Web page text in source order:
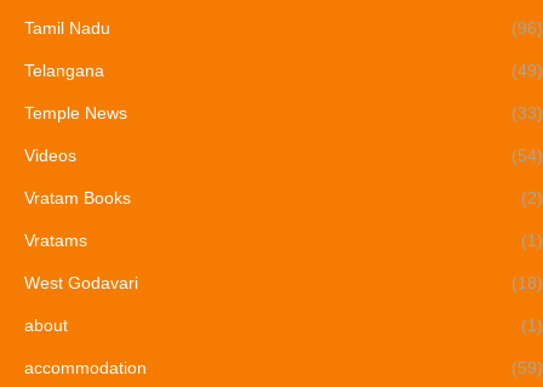
Tamil Nadu (96)
Telangana (49)
Temple News (33)
Videos (54)
Vratam Books (2)
Vratams (1)
West Godavari (18)
about (1)
accommodation (59)